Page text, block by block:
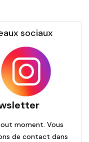
sociaux
moment. Vous
de contact dans